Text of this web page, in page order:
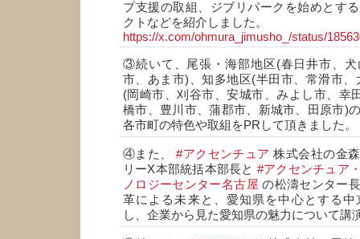
プ支援の取組、ジブリパークを始めとす
クトなどを紹介しました。
https://x.com/ohmura_jimusho_/status/
③続いて、尾張・海部地区(春日井市、犬
市、あま市)、知多地区(半田市、常滑市
(岡崎市、刈谷市、安城市、みよし市、幸
橋市、豊川市、蒲郡市、新城市、田原市)
各市町の特色や取組をPRして頂きました。
④また、#アクセンチュア 株式会社の金
リーX本部統括本部長と #アクセンチュア
ノロジーセンター名古屋 の松濤センター
革による未来と、愛知県を中心とする
し、企業から見た愛知県の魅力について講